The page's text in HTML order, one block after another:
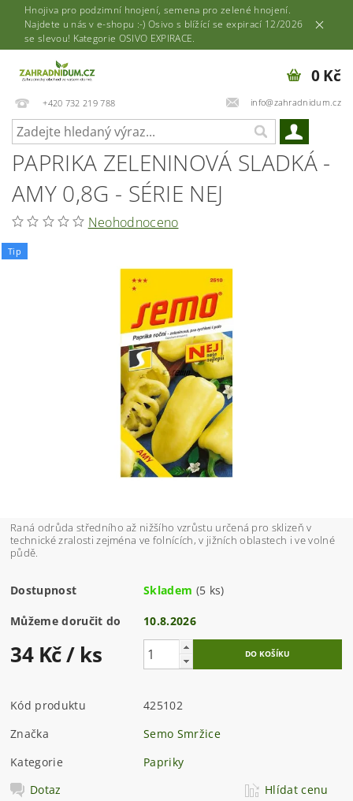
Hnojiva pro podzimní hnojení, semena pro zelené hnojení.
Najdete u nás v e-shopu :-) Osivo s blížící se expirací 12/2026
se slevou! Kategorie OSIVO EXPIRACE.
+420 732 219 788 info@zahradnidum.cz
0 Kč
PAPRIKA ZELENINOVÁ SLADKÁ -
AMY 0,8G - SÉRIE NEJ
Neohodnoceno
Tip
Raná odrůda středního až nižšího vzrůstu určená pro sklizeň v
technické zralosti zejména ve folnících, v jižních oblastech i ve volné
půdě.
Dostupnost Skladem (5 ks)
Můžeme doručit do 10.8.2026
34 Kč/ ks
Kód produktu
425102
Značka
Semo Smržice
Kategorie
Papriky
Dotaz
Hlídat cenu